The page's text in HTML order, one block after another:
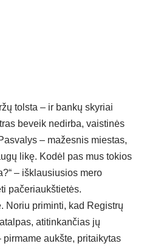
tolsta – ir bankų skyriai
beveik nedirba, vaistinės
– mažesnis miestas,
likę. Kodėl pas mus tokios
– išklausiusios mero
pačeriaukštietės.
Noriu priminti, kad Registrų
atitinkančias jų
aukšte, pritaikytas